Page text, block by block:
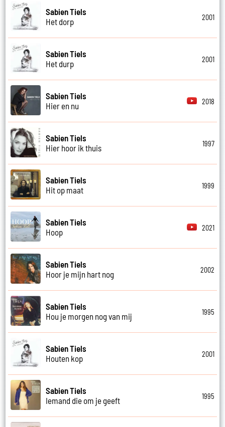
Sabien Tiels
Het dorp
2001
Sabien Tiels
Het durp
2001
Sabien Tiels
Hier en nu
2018
Sabien Tiels
Hier hoor ik thuis
1997
Sabien Tiels
Hit op maat
1999
Sabien Tiels
Hoop
2021
Sabien Tiels
Hoor je mijn hart nog
2002
Sabien Tiels
Hou je morgen nog van mij
1995
Sabien Tiels
Houten kop
2001
Sabien Tiels
Iemand die om je geeft
1995